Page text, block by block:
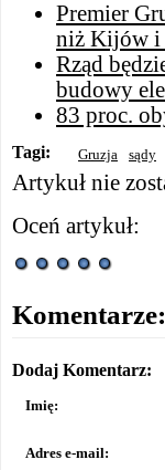
Premier
niż Kijów i
Rząd
budowy
83 proc.
Tagi: Gruzja sądy
Artykuł nie
Oceń artykuł:
Komentarze:
Dodaj Komentarz:
Imię:
Adres e-mail: